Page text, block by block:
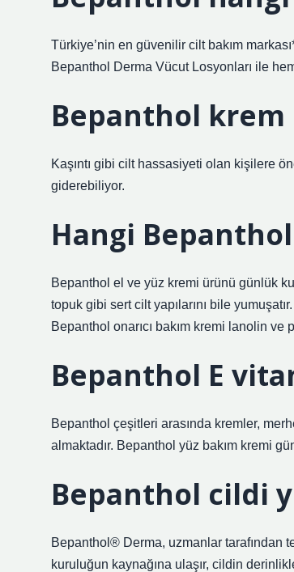
Türkiye’nin en güvenilir cilt bakım
Bepanthol Derma Vücut Losyonları ile
Bepanthol
Kaşıntı gibi cilt hassasiyeti olan kişilere
giderebiliyor.
Hangi
Bepanthol el ve yüz kremi ürünü günlük
topuk gibi sert cilt yapılarını bile
Bepanthol onarıcı bakım kremi lanolin ve
Bepanthol E
Bepanthol çeşitleri arasında kremler,
almaktadır. Bepanthol yüz bakım kremi
Bepanthol cildi
Bepanthol® Derma, uzmanlar tarafından
kuruluğun kaynağına ulaşır, cildin